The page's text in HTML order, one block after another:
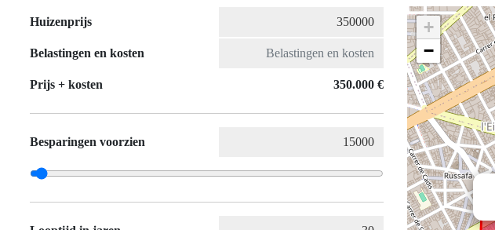
Huizenprijs
Belastingen en kosten
Prijs + kosten 350.000 €
Besparingen voorzien
+
−